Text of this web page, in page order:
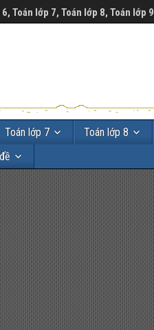
Toán lớp 7, Toán lớp 8, Toán lớp 9
Toán lớp 7 Toán lớp 8